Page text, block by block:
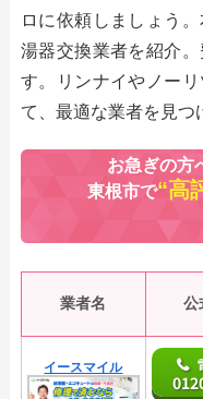
ロに依頼しましょう
湯器交換業者を紹介
す。リンナイやノー
て、最適な業者を見つ
お急ぎの方
東根市で“高
業者名 公
イースマイル